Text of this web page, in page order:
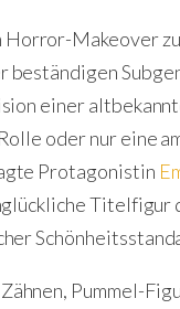
Makeover
beständigen
einer
oder nur eine
Protagonistin
Pummel-